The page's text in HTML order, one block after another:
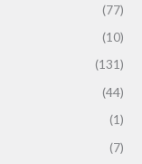
(77)
(10)
(131)
(44)
(1)
(7)